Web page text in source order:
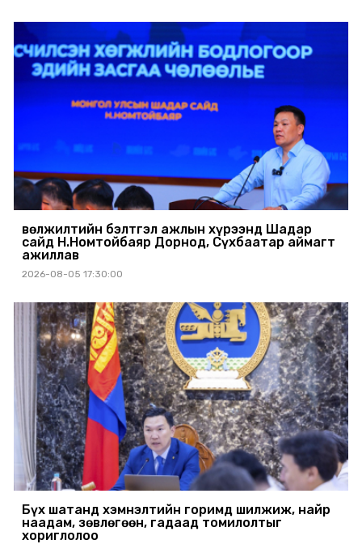
Өвөлжилтийн бэлтгэл ажлын хүрээнд Шадар
сайд Н.Номтойбаяр Дорнод, Сүхбаатар аймагт
ажиллав
2026-08-05 17:30:00
Бүх шатанд хэмнэлтийн горимд шилжиж, найр
наадам, зөвлөгөөн, гадаад томилолтыг
хориглолоо